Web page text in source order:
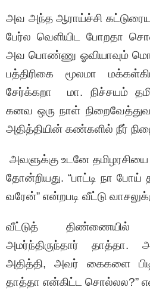
அவ அந்த ஆராய்ச்சி கட்டுரைய
பேர்ல வெளியிட போறதா
அவ பொண்ணு ஓவியாவும்
பத்திரிகை மூலமா
சேர்க்கறா மா. நிச்சயம்
கனவ ஒரு நாள்
அதித்தியின் கண்களில் நீர்
அவளுக்கு உடனே
தோன்றியது. “பாட்டி நா போய்
வரேன்” என்றபடி வீட்டு
வீட்டுத் திண்ணையில்
அமர்ந்திருந்தார்
அதித்தி, அவர் கைகளை
தாத்தா என்கிட்ட சொல்லல?”